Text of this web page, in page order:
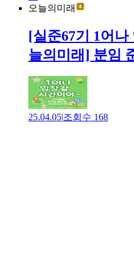
오늘의미래
[실준67기 1어
늘의미래] 분임
25.04.05|조회수 168